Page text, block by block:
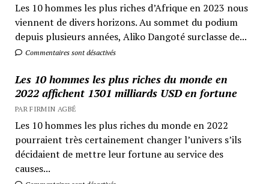
Les 10 hommes les plus riches d’Afrique en 2023 nous
viennent de divers horizons. Au sommet du podium
depuis plusieurs années, Aliko Dangoté surclasse de...
Commentaires sont désactivés
Les 10 hommes les plus riches du monde en
2022 affichent 1301 milliards USD en fortune
PAR FIRMIN AGBÉ
Les 10 hommes les plus riches du monde en 2022
pourraient très certainement changer l’univers s’ils
décidaient de mettre leur fortune au service des
causes...